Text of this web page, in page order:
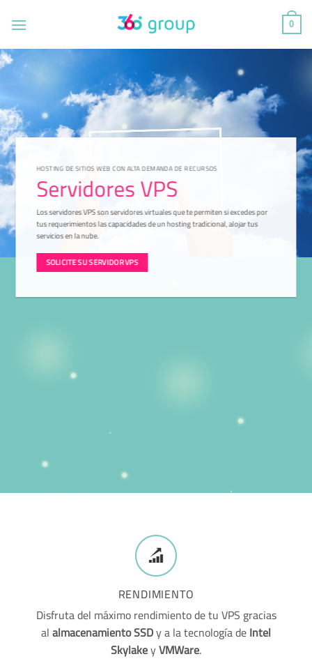
0
HOSTING DE SITIOS WEB CON ALTA DEMANDA DE RECURSOS
Servidores VPS
Los servidores VPS son servidores virtuales que te permiten si excedes por
tus requerimientos las capacidades de un hosting tradicional, alojar tus
servicios en la nube.
SOLICITE SU SERVIDOR VPS
RENDIMIENTO
Disfruta del máximo rendimiento de tu VPS gracias
alalmacenamiento SSDy a la tecnología deIntel
SkylakeyVMWare.